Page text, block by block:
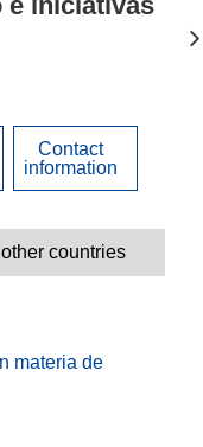
materia de
Contact
information
other countries